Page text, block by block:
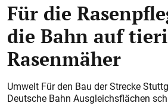
Für die
die Bahn auf
Rasenmäher
Umwelt Für den Bau der Strecke
Deutsche Bahn Ausgleichsflächen